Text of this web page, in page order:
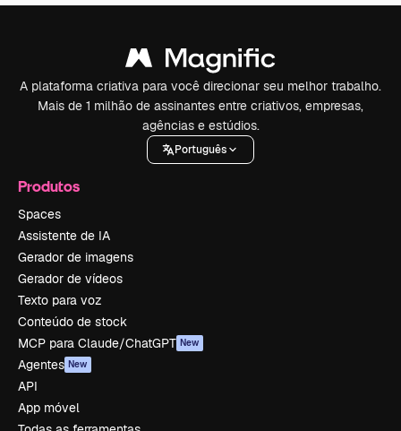
A plataforma criativa para você direcionar seu melhor trabalho.
Mais de 1 milhão de assinantes entre criativos, empresas,
agências e estúdios.
Português
Produtos
Spaces
Assistente de IA
Gerador de imagens
Gerador de vídeos
Texto para voz
Conteúdo de stock
MCP para Claude/ChatGPT New
Agentes New
API
App móvel